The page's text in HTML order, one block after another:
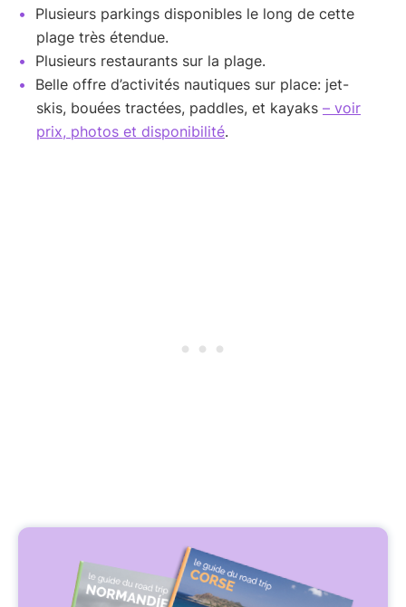
Plusieurs parkings disponibles le long de cette
plage très étendue.
Plusieurs restaurants sur la plage.
Belle offre d’activités nautiques sur place: jet-
skis, bouées tractées, paddles, et kayaks – voir
prix, photos et disponibilité.